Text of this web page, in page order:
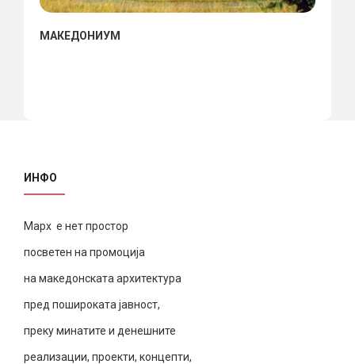
МАКЕДОНИУМ
ИНФО
Марх е нет простор
посветен на промоција
на македонската архитектура
пред пошироката јавност,
преку минатите и денешните
реализации, проекти, концепти,